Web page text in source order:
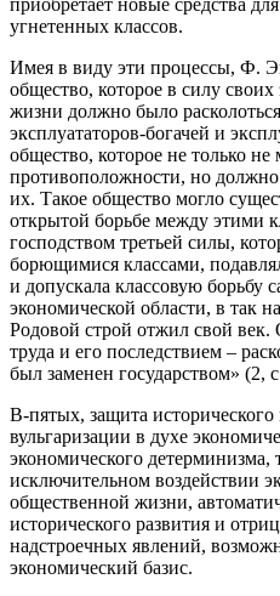
угнетенных классов.
Имея в виду эти процессы, Ф.
общество, которое в силу
жизни должно было
эксплуататоров-богачей и
общество, которое не только
противоположности, но
их. Такое общество могло
открытой борьбе между этими
господством третьей силы,
борющимися классами,
и допускала классовую борьбу
экономической области, в так
Родовой строй отжил свой
труда и его последствием –
был заменен государством» (2,
В-пятых, защита исторического
вульгаризации в духе
экономического детерминизма,
исключительном воздействии
общественной жизни,
исторического развития и
надстроечных явлений,
экономический базис.